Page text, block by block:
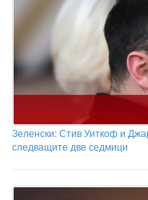
Зеленски: Стив Уиткоф и
следващите две седмици